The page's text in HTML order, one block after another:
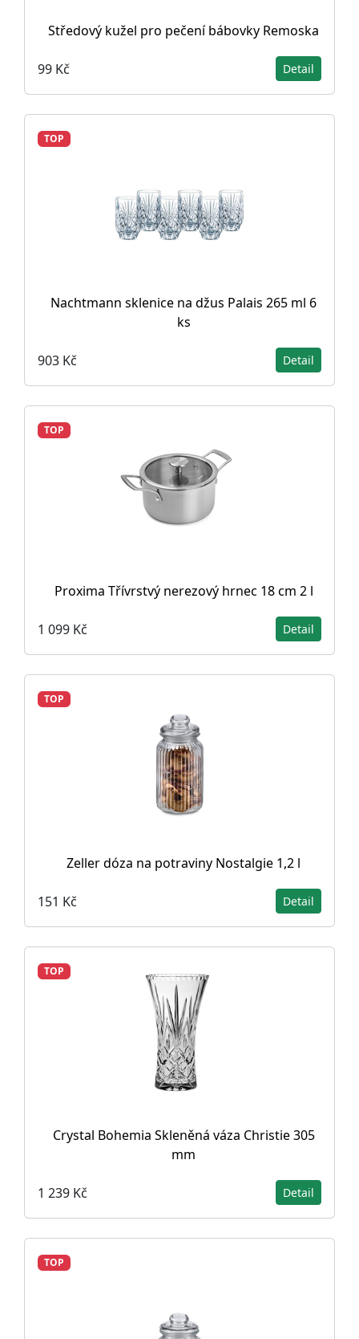
Středový kužel pro pečení bábovky Remoska
99 Kč Detail
TOP
Nachtmann sklenice na džus Palais 265 ml 6
ks
903 Kč Detail
TOP
Proxima Třívrstvý nerezový hrnec 18 cm 2 l
1 099 Kč Detail
TOP
Zeller dóza na potraviny Nostalgie 1,2 l
151 Kč Detail
TOP
Crystal Bohemia Skleněná váza Christie 305
mm
1 239 Kč Detail
TOP